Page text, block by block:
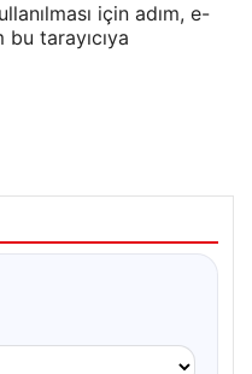
için adım, e-
tarayıcıya